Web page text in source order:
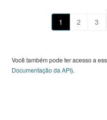
1 2 3
Você também pode ter acesso a
Documentação da API).